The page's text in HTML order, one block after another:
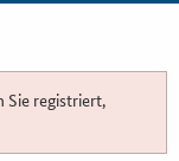
Sie registriert,